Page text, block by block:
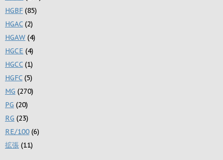
HGBF (85)
HGAC (2)
HGAW (4)
HGCE (4)
HGCC (1)
HGFC (5)
MG (270)
PG (20)
RG (23)
RE/100 (6)
拡張 (11)